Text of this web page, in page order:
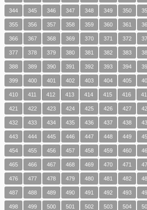
344 345 346 347 348 349 350
355 356 357 358 359 360 361
366 367 368 369 370 371 372
377 378 379 380 381 382 383
388 389 390 391 392 393 394
399 400 401 402 403 404 405
410 411 412 413 414 415 416
421 422 423 424 425 426 427
432 433 434 435 436 437 438
443 444 445 446 447 448 449
454 455 456 457 458 459 460
465 466 467 468 469 470 471
476 477 478 479 480 481 482
487 488 489 490 491 492 493
498 499 500 501 502 503 504